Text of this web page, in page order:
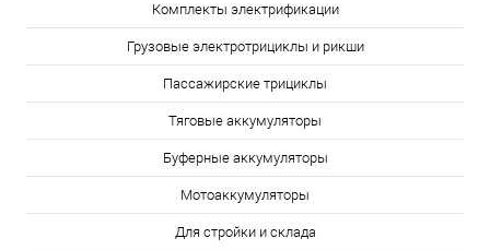
Комплекты электрификации
Грузовые электротрициклы и рикши
Пассажирские трициклы
Тяговые аккумуляторы
Буферные аккумуляторы
Мотоаккумуляторы
Для стройки и склада